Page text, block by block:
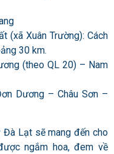
(xã Xuân Trường): Cách
30 km.
(theo QL 20) – Nam
Dương – Châu Sơn –
Đà Lạt sẽ mang đến cho
ngắm hoa, đem về